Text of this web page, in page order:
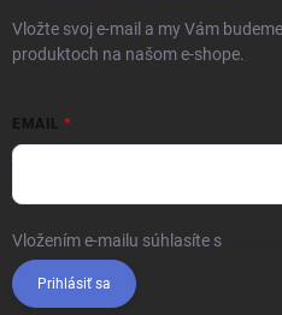
Vložte svoj e-mail a my Vám
produktoch na našom e-shope.
EMAIL
Vložením e-mailu súhlasíte s
Prihlásiť sa